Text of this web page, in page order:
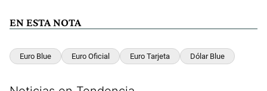
EN ESTA NOTA
Euro Blue Euro Oficial Euro Tarjeta Dólar Blue